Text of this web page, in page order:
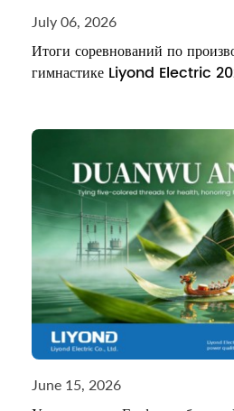
July 06, 2026
Итоги соревнований по
гимнастике Liyond Electric
June 15, 2026